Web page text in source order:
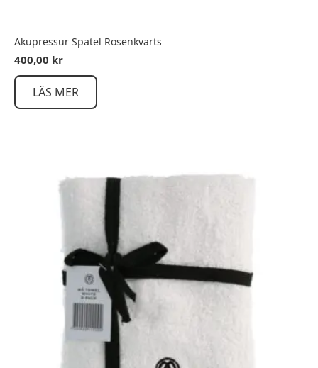
Akupressur Spatel Rosenkvarts
400,00 kr
LÄS MER